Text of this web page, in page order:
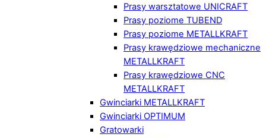
Prasy warsztatowe UNICRAFT
Prasy poziome TUBEND
Prasy poziome METALLKRAFT
Prasy krawędziowe mechaniczne
METALLKRAFT
Prasy krawędziowe CNC
METALLKRAFT
Gwinciarki METALLKRAFT
Gwinciarki OPTIMUM
Gratowarki